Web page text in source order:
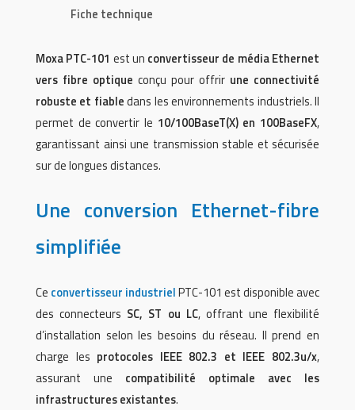
Fiche technique
Moxa PTC-101 est un convertisseur de média Ethernet
vers fibre optique conçu pour offrir une connectivité
robuste et fiabledans les environnements industriels. Il
permet de convertir le 10/100BaseT(X) en 100BaseFX,
garantissant ainsi une transmission stable et sécurisée
sur de longues distances.
Une conversion Ethernet-fibre
simplifiée
Ce convertisseur industrielPTC-101 est disponible avec
des connecteurs SC, ST ou LC, offrant une flexibilité
d’installation selon les besoins du réseau. Il prend en
charge les protocoles IEEE 802.3 et IEEE 802.3u/x,
assurant une compatibilité optimale avec les
infrastructures existantes.